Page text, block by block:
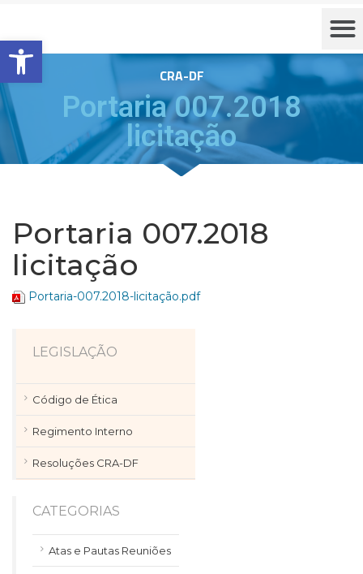
Barra de Ferramentas Aberta
CRA-DF
Portaria 007.2018
licitação
Portaria 007.2018
licitação
Portaria-007.2018-licitação.pdf
LEGISLAÇÃO
Código de Ética
Regimento Interno
Resoluções CRA-DF
CATEGORIAS
Atas e Pautas Reuniões